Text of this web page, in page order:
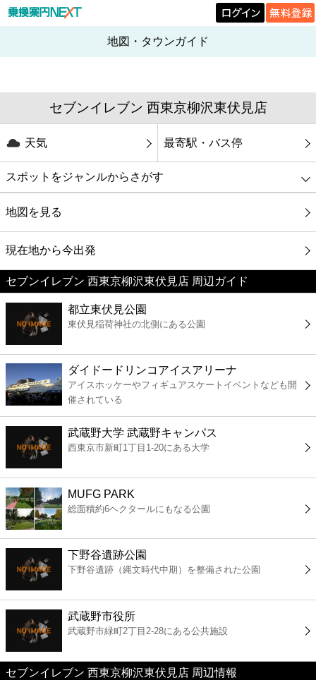
地図・タウンガイド
セブンイレブン 西東京柳沢東伏見店
天気 最寄駅・バス停
スポットをジャンルからさがす
グルメ
映画
美容
コンビニ
薬局
スーパー
エンタメ
レジャー
書店
ファミレス
カフェ
ショッピング
地図を見る
現在地から今出発
セブンイレブン 西東京柳沢東伏見店 周辺ガイド
都立東伏見公園
東伏見稲荷神社の北側にある公園
ダイドードリンコアイスアリーナ
アイスホッケーやフィギュアスケートイベントなども開
催されている
武蔵野大学 武蔵野キャンパス
西東京市新町1丁目1-20にある大学
MUFG PARK
総面積約6ヘクタールにもなる公園
下野谷遺跡公園
下野谷遺跡（縄文時代中期）を整備された公園
武蔵野市役所
武蔵野市緑町2丁目2-28にある公共施設
セブンイレブン 西東京柳沢東伏見店 周辺情報